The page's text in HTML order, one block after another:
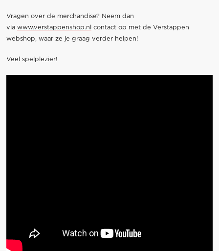
Vragen over de merchandise? Neem dan
via www.verstappenshop.nl
contact op met de Verstappen
webshop, waar ze je graag verder helpen!
Veel spelplezier!